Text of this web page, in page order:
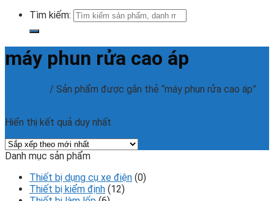
Tìm kiếm:
máy phun rửa cao áp
/ Sản phẩm được gắn thẻ “máy phun rửa cao áp”
Hiển thị kết quả duy nhất
Danh mục sản phẩm
Thiết bị dụng cụ xe điện (0)
Thiết bị kiểm định (12)